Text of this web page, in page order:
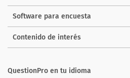
Software para encuesta
Contenido de interés
QuestionPro en tu idioma